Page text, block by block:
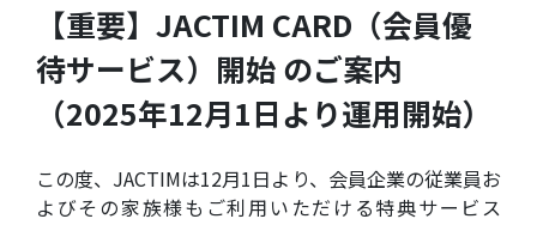
【重要】JACTIM CARD（会員優
待サービス）開始 のご案内
（2025年12月1日より運用開始）
この度、JACTIMは12月1日より、会員企業の従業員お
よびその家族様もご利用いただける特典サービス